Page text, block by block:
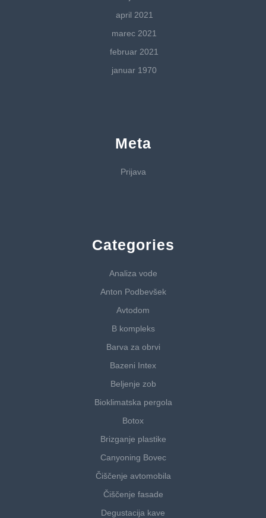
april 2021
marec 2021
februar 2021
januar 1970
Meta
Prijava
Categories
Analiza vode
Anton Podbevšek
Avtodom
B kompleks
Barva za obrvi
Bazeni Intex
Beljenje zob
Bioklimatska pergola
Botox
Brizganje plastike
Canyoning Bovec
Čiščenje avtomobila
Čiščenje fasade
Degustacija kave